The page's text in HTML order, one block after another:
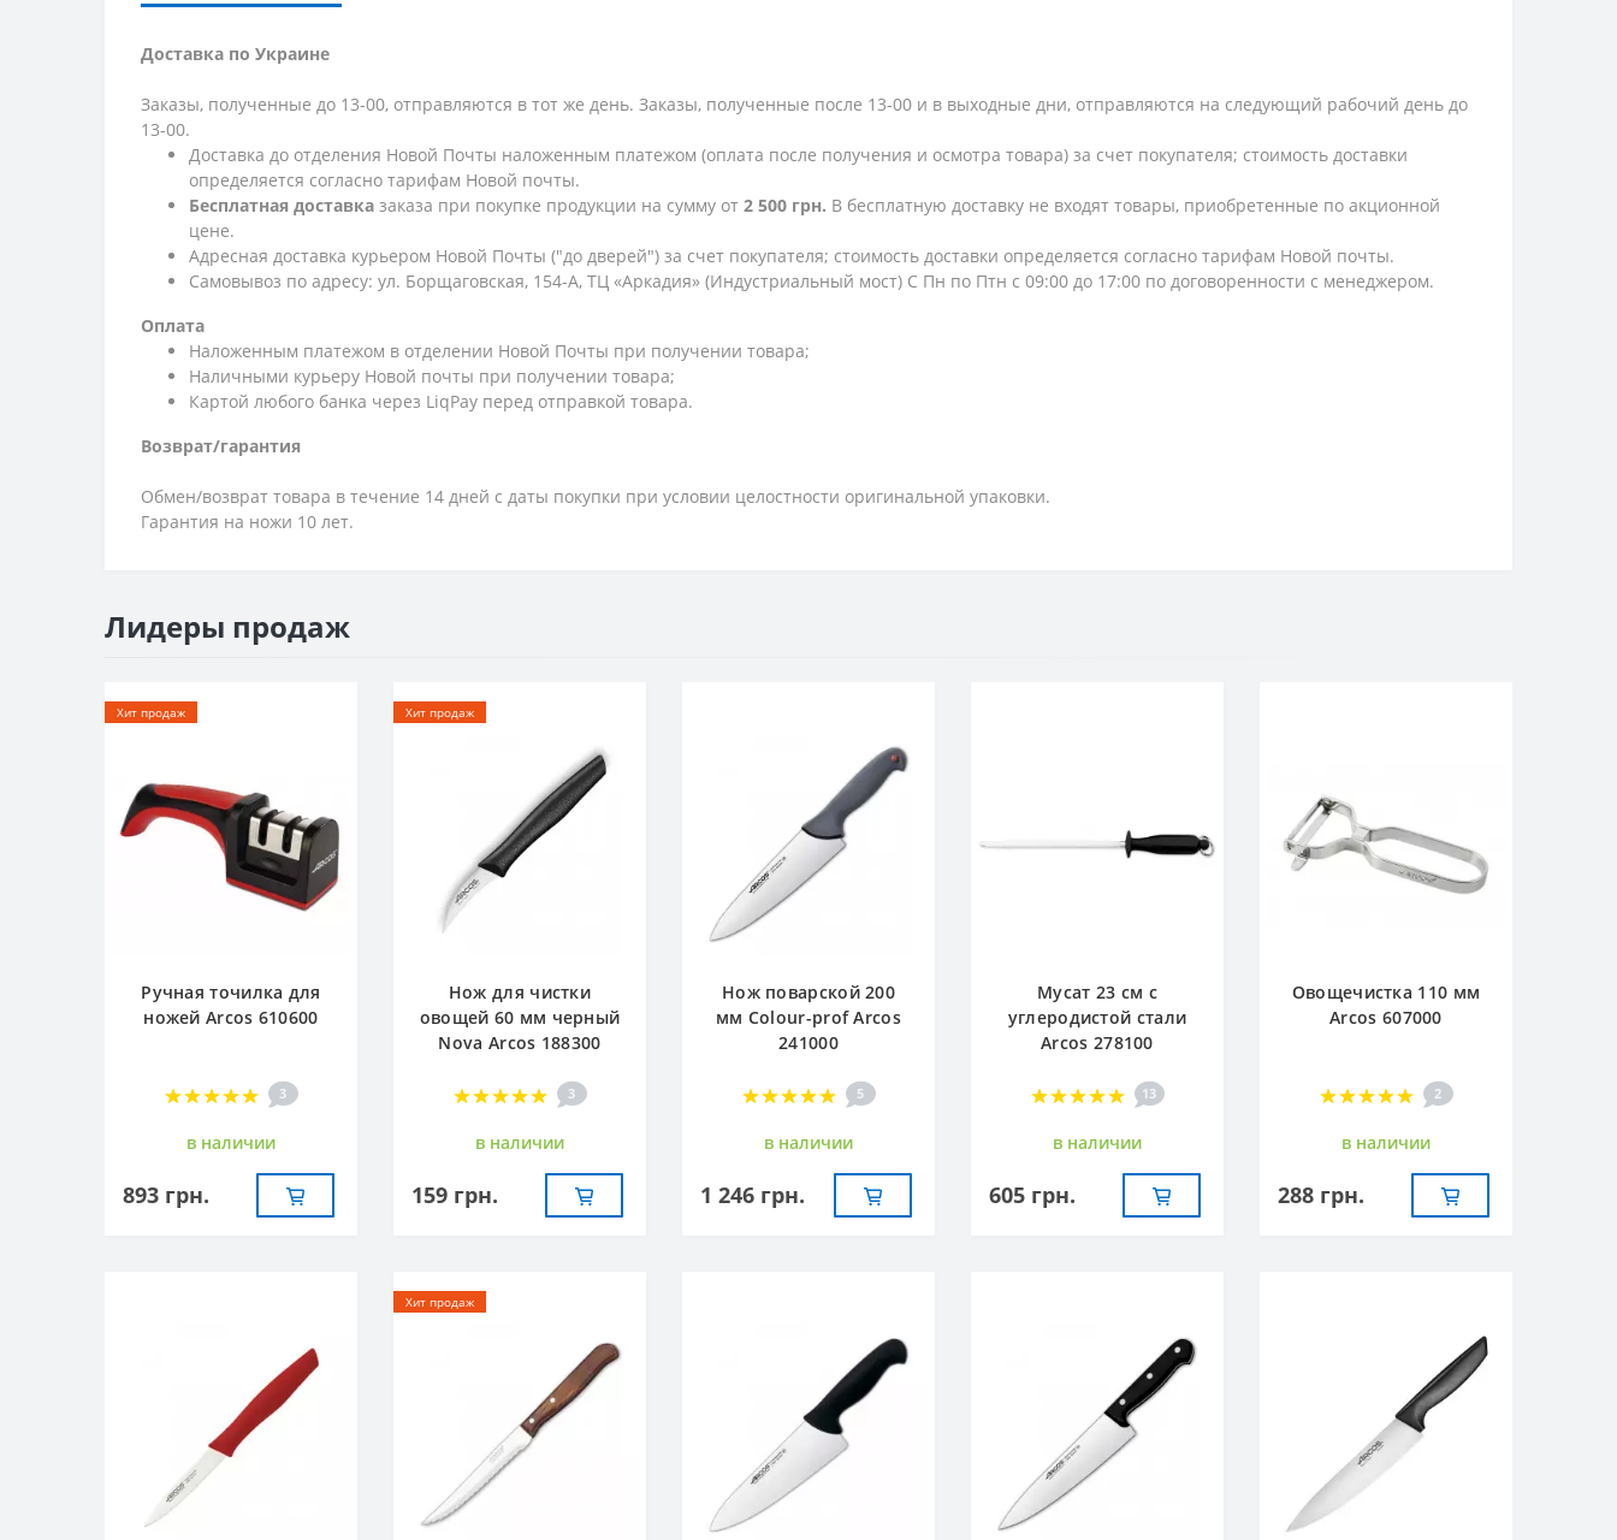
Доставка по Украине
Заказы, полученные до 13-00, отправляются в тот же день. Заказы, полученные после 13-00 и в выходные дни, отправляются на следующий рабочий день до
13-00.
Доставка до отделения Новой Почты наложенным платежом (оплата после получения и осмотра товара) за счет покупателя; стоимость доставки
определяется согласно тарифам Новой почты.
Бесплатная доставка заказа при покупке продукции на сумму от 2 500 грн. В бесплатную доставку не входят товары, приобретенные по акционной
цене.
Адресная доставка курьером Новой Почты ("до дверей") за счет покупателя; стоимость доставки определяется согласно тарифам Новой почты.
Самовывоз по адресу: ул. Борщаговская, 154-А, ТЦ «Аркадия» (Индустриальный мост) С Пн по Птн с 09:00 до 17:00 по договоренности с менеджером.
Оплата
Наложенным платежом в отделении Новой Почты при получении товара;
Наличными курьеру Новой почты при получении товара;
Картой любого банка через LiqPay перед отправкой товара.
Возврат/гарантия
Обмен/возврат товара в течение 14 дней с даты покупки при условии целостности оригинальной упаковки.
Гарантия на ножи 10 лет.
Лидеры продаж
Хит продаж
Ручная точилка для
ножей Arcos 610600
3
в наличии
893 грн.
Хит продаж
Нож для чистки
овощей 60 мм черный
Nova Arcos 188300
3
в наличии
159 грн.
Нож поварской 200
мм Сolour-prof Arcos
241000
5
в наличии
1 246 грн.
Мусат 23 см с
углеродистой стали
Arcos 278100
13
в наличии
605 грн.
Овощечистка 110 мм
Arcos 607000
2
в наличии
288 грн.
Хит продаж